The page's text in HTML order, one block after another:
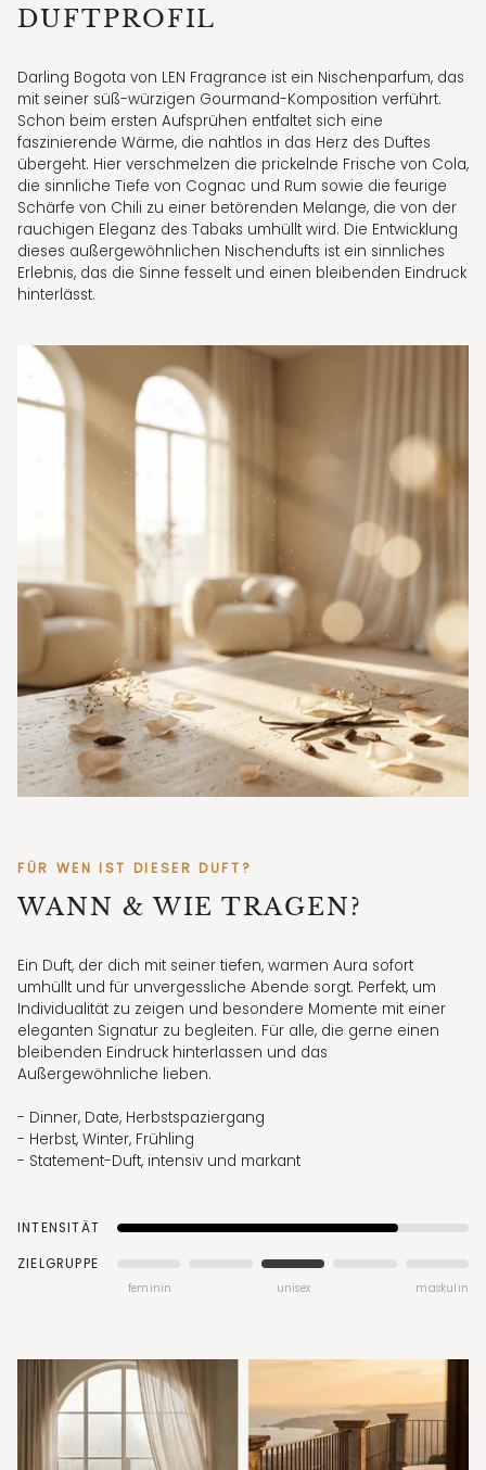
DUFTPROFIL
Darling Bogota von LEN Fragrance ist ein Nischenparfum, das
mit seiner süß-würzigen Gourmand-Komposition verführt.
Schon beim ersten Aufsprühen entfaltet sich eine
faszinierende Wärme, die nahtlos in das Herz des Duftes
übergeht. Hier verschmelzen die prickelnde Frische von Cola,
die sinnliche Tiefe von Cognac und Rum sowie die feurige
Schärfe von Chili zu einer betörenden Melange, die von der
rauchigen Eleganz des Tabaks umhüllt wird. Die Entwicklung
dieses außergewöhnlichen Nischendufts ist ein sinnliches
Erlebnis, das die Sinne fesselt und einen bleibenden Eindruck
hinterlässt.
FÜR WEN IST DIESER DUFT?
WANN & WIE TRAGEN?
Ein Duft, der dich mit seiner tiefen, warmen Aura sofort
umhüllt und für unvergessliche Abende sorgt. Perfekt, um
Individualität zu zeigen und besondere Momente mit einer
eleganten Signatur zu begleiten. Für alle, die gerne einen
bleibenden Eindruck hinterlassen und das
Außergewöhnliche lieben.
- Dinner, Date, Herbstspaziergang
- Herbst, Winter, Frühling
- Statement-Duft, intensiv und markant
INTENSITÄT
ZIELGRUPPE
feminin unisex maskulin